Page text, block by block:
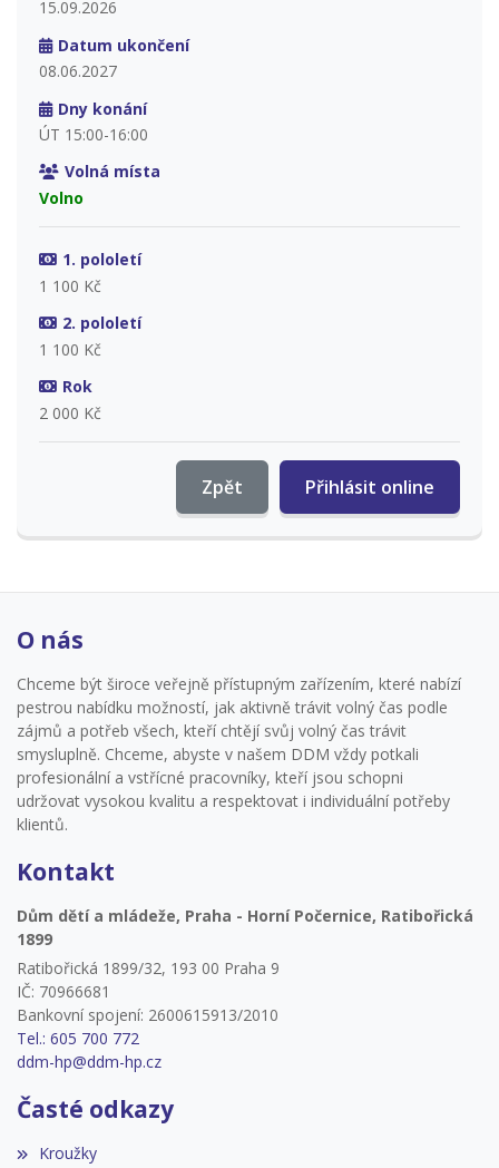
15.09.2026
Datum ukončení
08.06.2027
Dny konání
ÚT 15:00-16:00
Volná místa
Volno
1. pololetí
1 100 Kč
2. pololetí
1 100 Kč
Rok
2 000 Kč
Přihlásit online
Zpět
O nás
Chceme být široce veřejně přístupným zařízením, které nabízí
pestrou nabídku možností, jak aktivně trávit volný čas podle
zájmů a potřeb všech, kteří chtějí svůj volný čas trávit
smysluplně. Chceme, abyste v našem DDM vždy potkali
profesionální a vstřícné pracovníky, kteří jsou schopni
udržovat vysokou kvalitu a respektovat i individuální potřeby
klientů.
Kontakt
Dům dětí a mládeže, Praha - Horní Počernice, Ratibořická
1899
Ratibořická 1899/32, 193 00 Praha 9
IČ: 70966681
Bankovní spojení: 2600615913/2010
Tel.: 605 700 772
ddm-hp@ddm-hp.cz
Časté odkazy
Kroužky